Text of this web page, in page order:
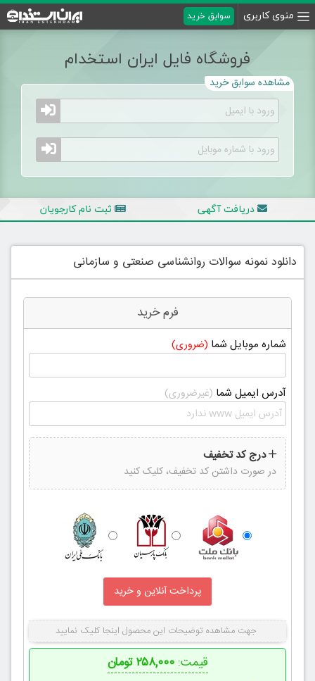
منوی کاربری سوابق خرید
فروشگاه فایل ایران استخدام
مشاهده سوابق خرید
دریافت آگهی ثبت نام کارجویان
دانلود نمونه سوالات روانشناسی صنعتی و سازمانی
فرم خرید
شماره موبایل شما (ضروری)
آدرس ایمیل شما (غیرضروری)
درج کد تخفیف
در صورت داشتن کد تخفیف، کلیک کنید
جهت مشاهده توضیحات این محصول اینجا کلیک نمایید
قیمت:۲۵۸,۰۰۰ تومان